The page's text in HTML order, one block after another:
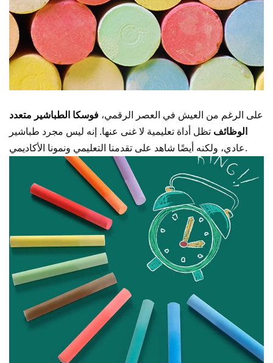
على الرغم من العيش في العصر الرقمي، فوسكا الطباشير متعدد
الوظائف تظل أداة تعليمية لا غنى عنها. إنه ليس مجرد طباشير
عادي، ولكنه أيضًا شاهد على تقدمنا التعليمي ونمونا الأكاديمي.